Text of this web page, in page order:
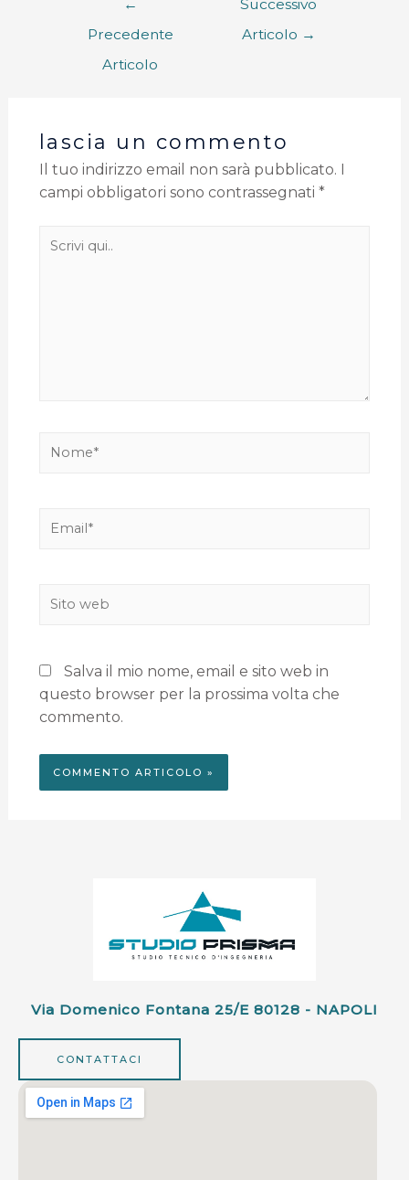
←
Precedente
Articolo
Successivo
Articolo →
lascia un commento
Il tuo indirizzo email non sarà pubblicato.
campi obbligatori sono contrassegnati *
Salva il mio nome, email e sito web in
questo browser per la prossima volta che
commento.
Via Domenico Fontana 25/e 80128 - NAPOLI
CONTATTACI